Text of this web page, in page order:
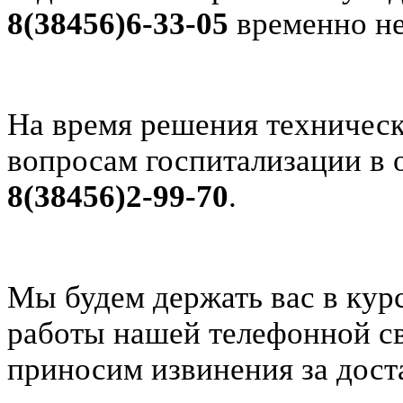
8(38456)6-33-05 временно
На время решения
вопросам госпитализации в
8(38456)2-99-70.
Мы будем держать вас в
работы нашей телефонной
приносим извинения за